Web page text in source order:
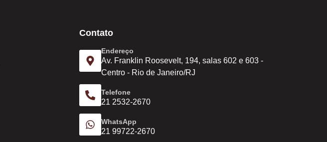
Contato
Endereço
Av. Franklin Roosevelt, 194, salas 602 e 603 -
Centro - Rio de Janeiro/RJ
Telefone
21 2532-2670
WhatsApp
21 99722-2670